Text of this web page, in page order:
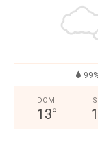
DOM
13°